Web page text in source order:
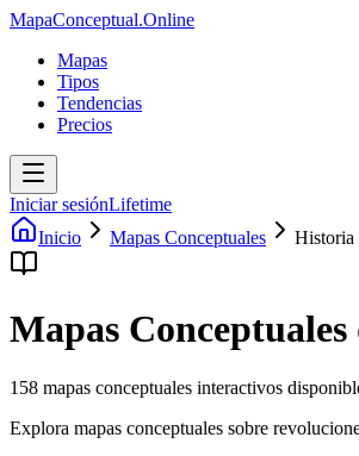
MapaConceptual.Online
Mapas
Tipos
Tendencias
Precios
Iniciar sesiónLifetime
Inicio
Mapas Conceptuales Historia
Mapas Conceptuales
158 mapas conceptuales interactivos
Explora mapas conceptuales sobre